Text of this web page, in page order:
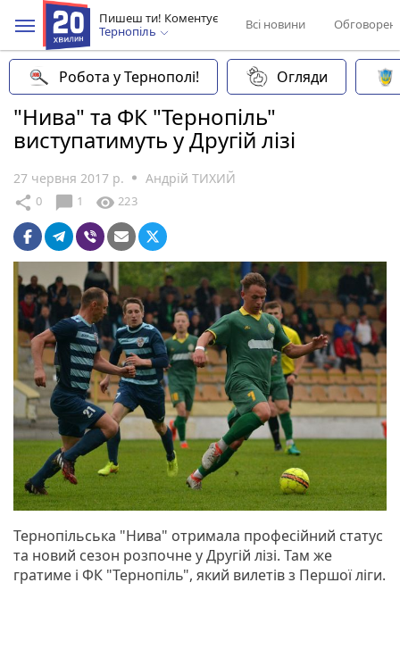
Пишеш ти! Коментує
Тернопіль
Всі новини
Робота у Тернополі! Огляди
"Нива" та ФК "Тернопіль"
виступатимуть у Другій лізі
27 червня 2017 р. Андрій ТИХИЙ
share 0 chat_bubble 1 visibility 223
Тернопільська "Нива" отримала професійний статус
та новий сезон розпочне у Другій лізі. Там же
гратиме і ФК "Тернопіль", який вилетів з Першої ліги.